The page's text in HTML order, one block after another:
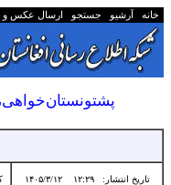
خانه آرشیو جستجو ارسال عکس
تاریخ انتشار:۱۲:۲۹ ۱۴۰۵/۳/۱۲